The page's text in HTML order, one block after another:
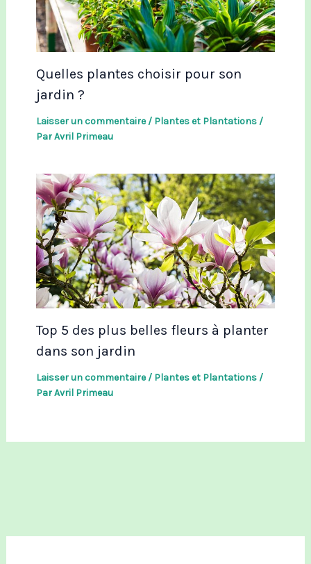
Quelles plantes choisir pour son
jardin ?
Laisser un commentaire / Plantes et Plantations/
ParAvril Primeau
Top 5 des plus belles fleurs à planter
dans son jardin
Laisser un commentaire / Plantes et Plantations/
ParAvril Primeau